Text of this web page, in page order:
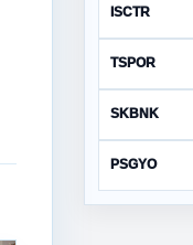
ISCTR
TSPOR
SKBNK
PSGYO